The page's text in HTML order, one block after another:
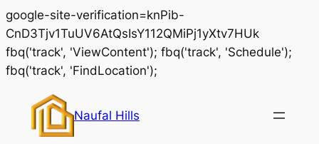
google-site-verification=knPib-
CnD3Tjv1TuUV6AtQsIsY112QMiPj1yXtv7HUk
fbq('track', 'ViewContent'); fbq('track', 'Schedule');
fbq('track', 'FindLocation');
Naufal Hills